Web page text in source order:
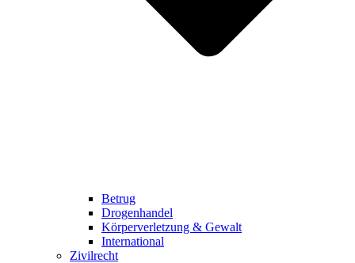
Betrug
Drogenhandel
Körperverletzung & Gewalt
International
Zivilrecht